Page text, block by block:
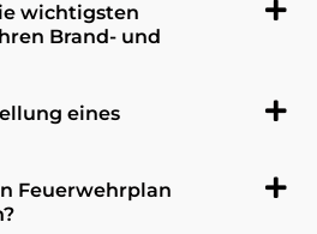
wichtigsten
Brand- und
eines
Feuerwehrplan